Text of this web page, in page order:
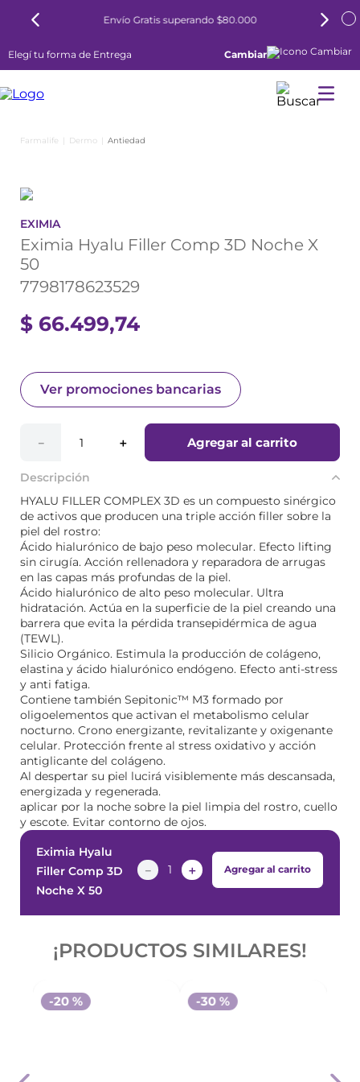
Envío Gratis superando $80.000
Elegí tu forma de Entrega Cambiar
Dermo Antiedad
EXIMIA
Eximia Hyalu Filler Comp 3D Noche X
50
7798178623529
$ 66.499,74
Ver promociones bancarias
＋
－ Agregar al carrito
Descripción
HYALU FILLER COMPLEX 3D es un compuesto sinérgico
de activos que producen una triple acción filler sobre la
piel del rostro:
Ácido hialurónico de bajo peso molecular. Efecto lifting
sin cirugía. Acción rellenadora y reparadora de arrugas
en las capas más profundas de la piel.
Ácido hialurónico de alto peso molecular. Ultra
hidratación. Actúa en la superficie de la piel creando una
barrera que evita la pérdida transepidérmica de agua
(TEWL).
Silicio Orgánico. Estimula la producción de colágeno,
elastina y ácido hialurónico endógeno. Efecto anti-stress
y anti fatiga.
Contiene también Sepitonic™ M3 formado por
oligoelementos que activan el metabolismo celular
nocturno. Crono energizante, revitalizante y oxigenante
celular. Protección frente al stress oxidativo y acción
antiglicante del colágeno.
Al despertar su piel lucirá visiblemente más descansada,
energizada y regenerada.
aplicar por la noche sobre la piel limpia del rostro, cuello
y escote. Evitar contorno de ojos.
Eximia Hyalu
Filler Comp 3D
Noche X 50
＋
－ Agregar al carrito
¡PRODUCTOS SIMILARES!
-20 % -30 %